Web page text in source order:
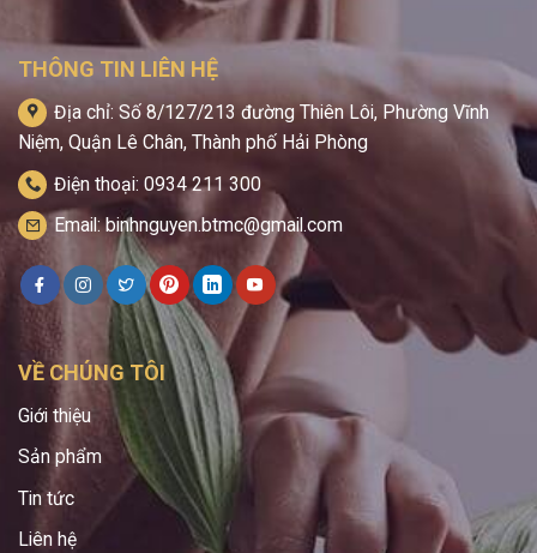
THÔNG TIN LIÊN HỆ
Địa chỉ: Số 8/127/213 đường Thiên Lôi, Phường Vĩnh
Niệm, Quận Lê Chân, Thành phố Hải Phòng
Điện thoại: 0934 211 300
Email: binhnguyen.btmc@gmail.com
VỀ CHÚNG TÔI
Giới thiệu
Sản phẩm
Tin tức
Liên hệ